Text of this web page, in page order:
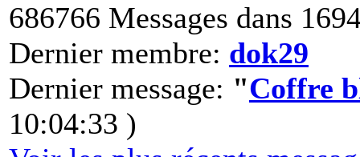
686766 Messages dans
Dernier membre: dok29
Dernier message: "Coffre
10:04:33 )